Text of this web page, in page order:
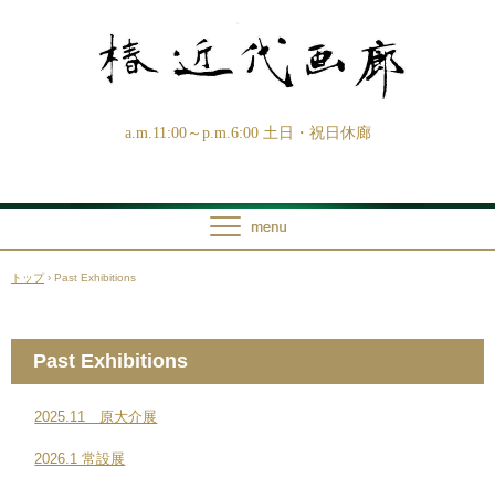
a.m.11:00～p.m.6:00 土日・祝日休廊
トップ › Past Exhibitions
Past Exhibitions
2025.11 原大介展
2026.1 常設展